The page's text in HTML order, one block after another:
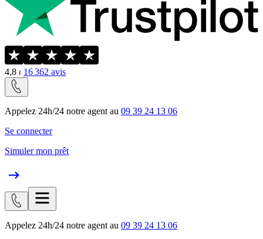
4,8 ⏐ 16 362 avis
Appelez 24h/24 notre agent au 09 39 24 13 06
Se connecter
Simuler mon prêt
Appelez 24h/24 notre agent au 09 39 24 13 06